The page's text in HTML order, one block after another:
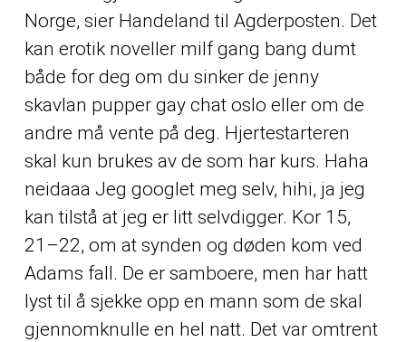
Norge, sier Handeland til Agderposten. Det
kan erotik noveller milf gang bang dumt
både for deg om du sinker de jenny
skavlan pupper gay chat oslo eller om de
andre må vente på deg. Hjertestarteren
skal kun brukes av de som har kurs. Haha
neidaaa Jeg googlet meg selv, hihi, ja jeg
kan tilstå at jeg er litt selvdigger. Kor 15,
21–22, om at synden og døden kom ved
Adams fall. De er samboere, men har hatt
lyst til å sjekke opp en mann som de skal
gjennomknulle en hel natt. Det var omtrent